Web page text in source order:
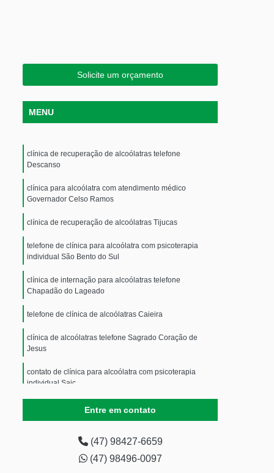
Solicite um orçamento
MENU
clínica de recuperação de alcoólatras telefone
Descanso
clínica para alcoólatra com atendimento médico
Governador Celso Ramos
clínica de recuperação de alcoólatras Tijucas
telefone de clínica para alcoólatra com psicoterapia
individual São Bento do Sul
clínica de internação para alcoólatras telefone
Chapadão do Lageado
telefone de clínica de alcoólatras Caieira
clínica de alcoólatras telefone Sagrado Coração de
Jesus
contato de clínica para alcoólatra com psicoterapia
individual Saic
telefone de clínica de recuperação de alcoólatras Santa
telefone de clínica de reabilitação alcoólatra Centro
telefone de clínica de recuperação de alcoólatras
Entre em contato
(47) 98427-6659
(47) 98496-0097